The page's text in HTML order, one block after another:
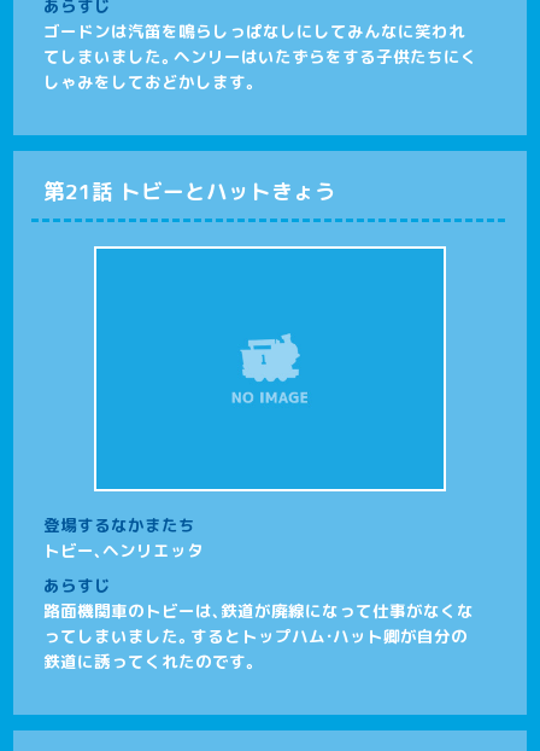
あらすじ
ゴードンは汽笛を鳴らしっぱなしにしてみんなに笑われ
てしまいました。ヘンリーはいたずらをする子供たちにく
しゃみをしておどかします。
第21話 トビーとハットきょう
登場するなかまたち
トビー、ヘンリエッタ
あらすじ
路面機関車のトビーは、鉄道が廃線になって仕事がなくな
ってしまいました。するとトップハム・ハット卿が自分の
鉄道に誘ってくれたのです。